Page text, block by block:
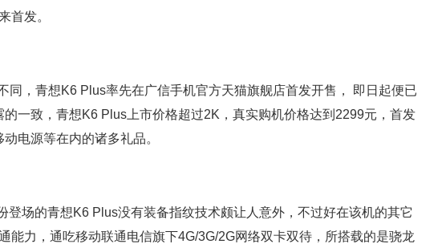
首发。
同，青想K6 Plus率先在广信手机官方天猫旗舰店首发开售， 即日起便已
一致，青想K6 Plus上市价格超过2K，真实购机价格达到2299元，首发
电源等在内的诸多礼品。
登场的青想K6 Plus没有装备指纹技术颇让人意外，不过好在该机的其它
能力，通吃移动联通电信旗下4G/3G/2G网络双卡双待，所搭载的是骁龙